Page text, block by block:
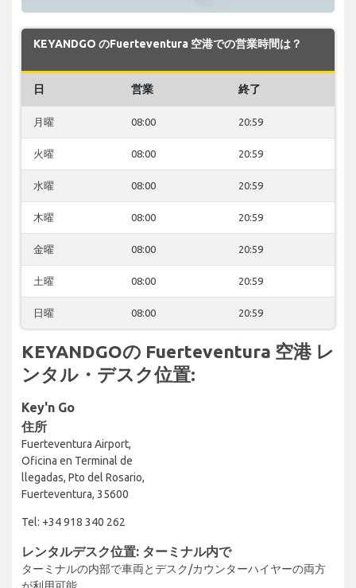
KEYANDGO のFuerteventura 空港での営業時間は？
日 営業 終了
月曜 08:00 20:59
火曜 08:00 20:59
水曜 08:00 20:59
木曜 08:00 20:59
金曜 08:00 20:59
土曜 08:00 20:59
日曜 08:00 20:59
KEYANDGOの Fuerteventura 空港 レ
ンタル・デスク位置:
Key'n Go
住所
Fuerteventura Airport,
Oficina en Terminal de
llegadas, Pto del Rosario,
Fuerteventura, 35600
Tel: +34 918 340 262
レンタルデスク位置: ターミナル内で
ターミナルの内部で車両とデスク/カウンターハイヤーの両方
が利用可能。